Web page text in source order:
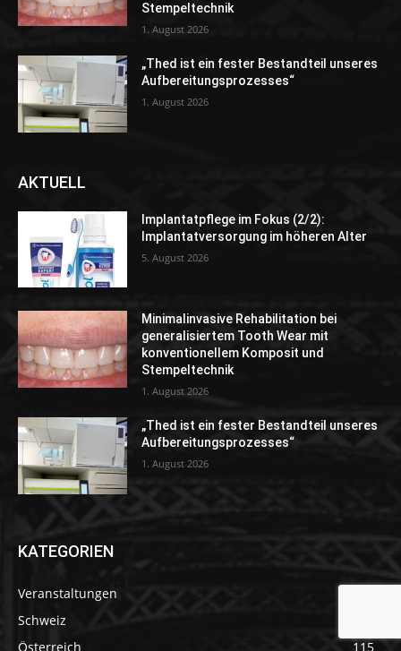
Stempeltechnik
1. August 2026
„Thed ist ein fester Bestandteil unseres
Aufbereitungsprozesses“
1. August 2026
AKTUELL
Implantatpflege im Fokus (2/2):
Implantatversorgung im höheren Alter
5. August 2026
Minimalinvasive Rehabilitation bei
generalisiertem Tooth Wear mit
konventionellem Komposit und
Stempeltechnik
1. August 2026
„Thed ist ein fester Bestandteil unseres
Aufbereitungsprozesses“
1. August 2026
KATEGORIEN
Veranstaltungen
Schweiz
Österreich
115